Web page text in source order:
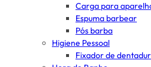
Carga para
Espuma barbear
Pós barba
Higiene Pessoal
Fixador de